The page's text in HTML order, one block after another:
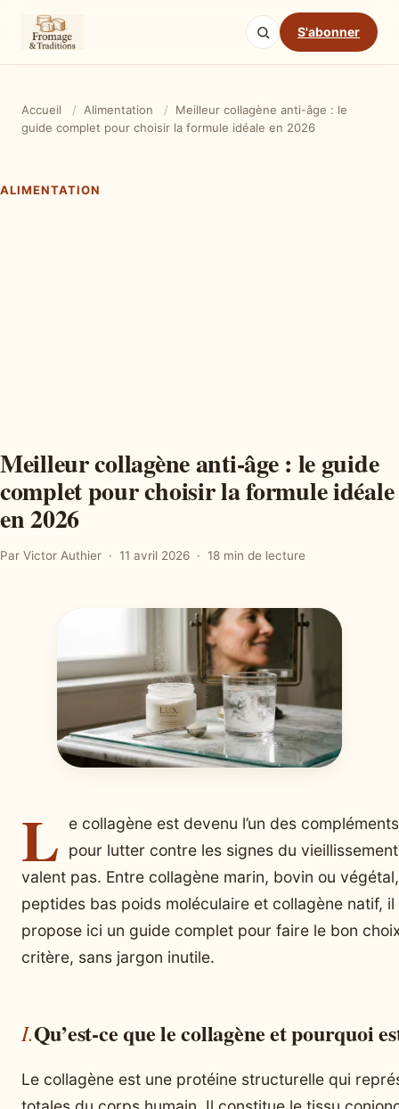
S'abonner
Accueil / Alimentation /
Meilleur collagène anti-âge : le
guide complet pour choisir la formule idéale en 2026
ALIMENTATION
Meilleur collagène anti-âge : le guide
complet pour choisir la formule idéale
en 2026
Par Victor Authier 11 avril 2026 18 min de lecture
L
e collagène est devenu l’un des
pour lutter contre les signes du
valent pas. Entre collagène marin, bovin ou
peptides bas poids moléculaire et collagène natif,
propose ici un guide complet pour faire le bon
critère, sans jargon inutile.
Qu’est-ce que le collagène et pourquoi
Le collagène est une protéine structurelle qui